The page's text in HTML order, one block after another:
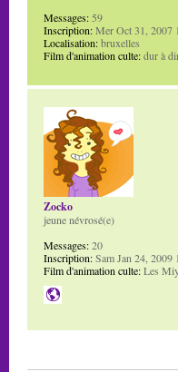
Messages: 59
Inscription:Mer Oct 31, 2007
Localisation:bruxelles
Film d'animation culte:dur à
Zocko
jeune névrosé(e)
Messages:20
Inscription:Sam Jan 24, 2009
Film d'animation culte:Les